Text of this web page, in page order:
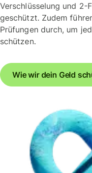
Verschlüsselung und
geschützt. Zudem
Prüfungen durch, um
schützen.
Wie wir dein Geld